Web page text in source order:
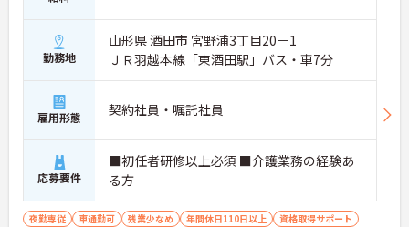
勤務地
山形県 酒田市 宮野浦3丁目20－1
ＪＲ羽越本線「東酒田駅」バス・車7分
雇用形態 契約社員・嘱託社員
応募要件
■初任者研修以上必須 ■介護業務の経験あ
る方
夜勤専従 車通勤可 残業少なめ 年間休日110日以上
資格取得サポート